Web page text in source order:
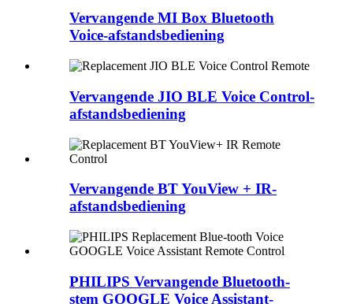
Vervangende MI Box Bluetooth
Voice-afstandsbediening
Vervangende JIO BLE Voice Control-
afstandsbediening
Vervangende BT YouView + IR-
afstandsbediening
PHILIPS Vervangende Bluetooth-
stem GOOGLE Voice Assistant-